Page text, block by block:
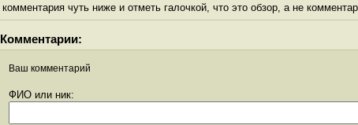
комментария чуть ниже и отметь галочкой, что это обзор, а не
Комментарии:
Ваш комментарий
ФИО или ник: